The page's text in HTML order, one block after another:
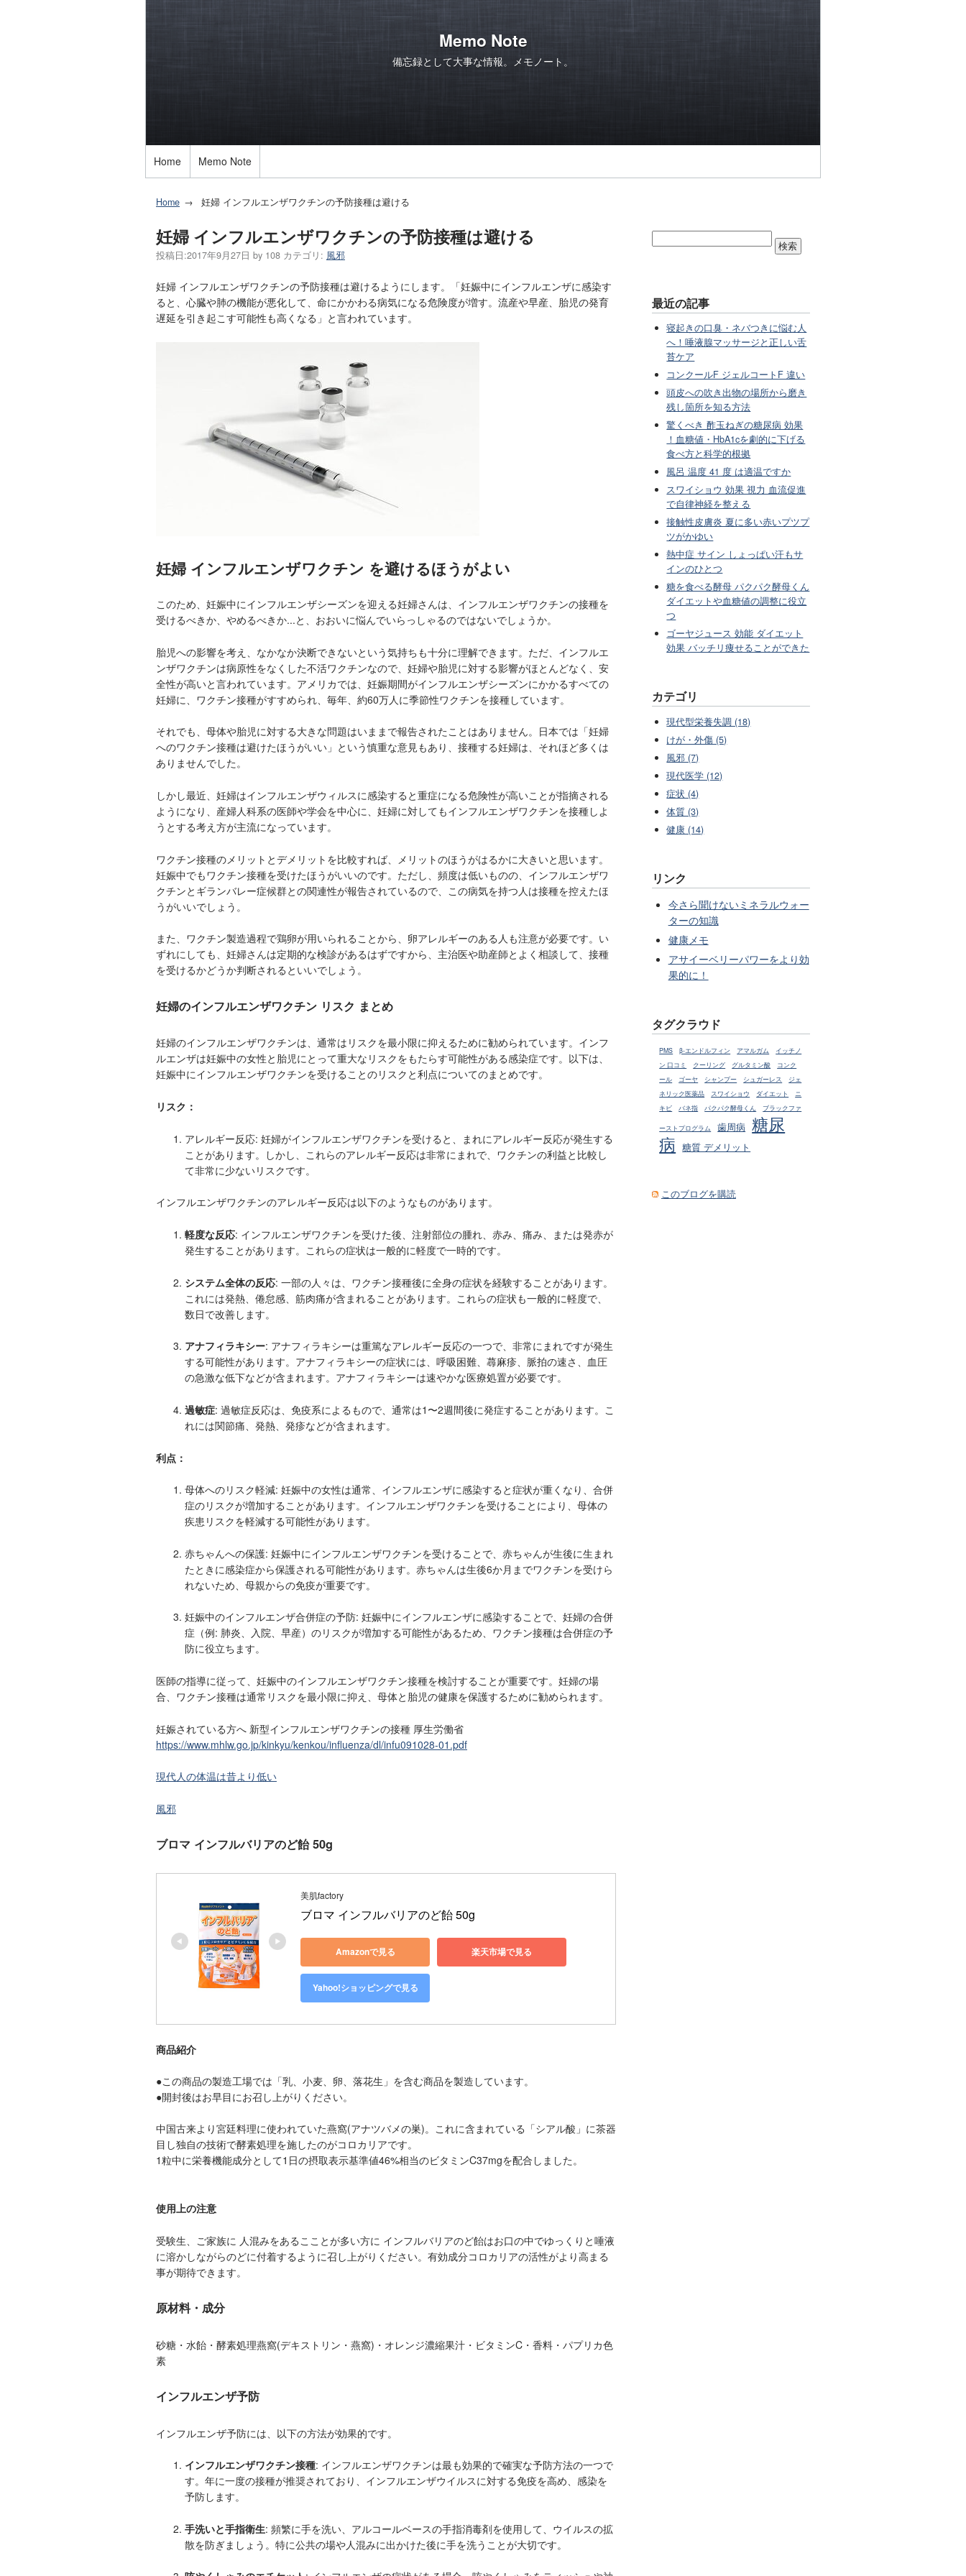
Memo Note
備忘録として大事な情報。メモノート。
Home Memo Note
Home 妊婦 インフルエンザワクチンの予防接種は避ける
妊婦 インフルエンザワクチンの予防接種は避ける
投稿日:2017年9月27日 by 108 カテゴリ: 風邪
妊婦 インフルエンザワクチンの予防接種は避けるようにします。「妊娠中にインフルエンザに感染す
ると、心臓や肺の機能が悪化して、命にかかわる病気になる危険度が増す。流産や早産、胎児の発育
遅延を引き起こす可能性も高くなる」と言われています。
妊婦 インフルエンザワクチン を避けるほうがよい
このため、妊娠中にインフルエンザシーズンを迎える妊婦さんは、インフルエンザワクチンの接種を
受けるべきか、やめるべきか...と、おおいに悩んでいらっしゃるのではないでしょうか。
胎児への影響を考え、なかなか決断できないという気持ちも十分に理解できます。ただ、インフルエ
ンザワクチンは病原性をなくした不活ワクチンなので、妊婦や胎児に対する影響がほとんどなく、安
全性が高いと言われています。アメリカでは、妊娠期間がインフルエンザシーズンにかかるすべての
妊婦に、ワクチン接種がすすめられ、毎年、約60万人に季節性ワクチンを接種しています。
それでも、母体や胎児に対する大きな問題はいままで報告されたことはありません。日本では「妊婦
へのワクチン接種は避けたほうがいい」という慎重な意見もあり、接種する妊婦は、それほど多くは
ありませんでした。
しかし最近、妊婦はインフルエンザウィルスに感染すると重症になる危険性が高いことが指摘される
ようになり、産婦人科系の医師や学会を中心に、妊婦に対してもインフルエンザワクチンを接種しよ
うとする考え方が主流になっています。
ワクチン接種のメリットとデメリットを比較すれば、メリットのほうがはるかに大きいと思います。
妊娠中でもワクチン接種を受けたほうがいいのです。ただし、頻度は低いものの、インフルエンザワ
クチンとギランバレー症候群との関連性が報告されているので、この病気を持つ人は接種を控えたほ
うがいいでしょう。
また、ワクチン製造過程で鶏卵が用いられることから、卵アレルギーのある人も注意が必要です。い
ずれにしても、妊婦さんは定期的な検診があるはずですから、主治医や助産師とよく相談して、接種
を受けるかどうか判断されるといいでしょう。
妊婦のインフルエンザワクチン リスク まとめ
妊婦のインフルエンザワクチンは、通常はリスクを最小限に抑えるために勧められています。インフ
ルエンザは妊娠中の女性と胎児にとって重大なリスクをもたらす可能性がある感染症です。以下は、
妊娠中にインフルエンザワクチンを受けることのリスクと利点についてのまとめです。
リスク：
アレルギー反応: 妊婦がインフルエンザワクチンを受けると、まれにアレルギー反応が発生する
ことがあります。しかし、これらのアレルギー反応は非常にまれで、ワクチンの利益と比較し
て非常に少ないリスクです。
インフルエンザワクチンのアレルギー反応は以下のようなものがあります。
軽度な反応: インフルエンザワクチンを受けた後、注射部位の腫れ、赤み、痛み、または発赤が
発生することがあります。これらの症状は一般的に軽度で一時的です。
システム全体の反応: 一部の人々は、ワクチン接種後に全身の症状を経験することがあります。
これには発熱、倦怠感、筋肉痛が含まれることがあります。これらの症状も一般的に軽度で、
数日で改善します。
アナフィラキシー: アナフィラキシーは重篤なアレルギー反応の一つで、非常にまれですが発生
する可能性があります。アナフィラキシーの症状には、呼吸困難、蕁麻疹、脈拍の速さ、血圧
の急激な低下などが含まれます。アナフィラキシーは速やかな医療処置が必要です。
過敏症: 過敏症反応は、免疫系によるもので、通常は1〜2週間後に発症することがあります。こ
れには関節痛、発熱、発疹などが含まれます。
利点：
母体へのリスク軽減: 妊娠中の女性は通常、インフルエンザに感染すると症状が重くなり、合併
症のリスクが増加することがあります。インフルエンザワクチンを受けることにより、母体の
疾患リスクを軽減する可能性があります。
赤ちゃんへの保護: 妊娠中にインフルエンザワクチンを受けることで、赤ちゃんが生後に生まれ
たときに感染症から保護される可能性があります。赤ちゃんは生後6か月までワクチンを受けら
れないため、母親からの免疫が重要です。
妊娠中のインフルエンザ合併症の予防: 妊娠中にインフルエンザに感染することで、妊婦の合併
症（例: 肺炎、入院、早産）のリスクが増加する可能性があるため、ワクチン接種は合併症の予
防に役立ちます。
医師の指導に従って、妊娠中のインフルエンザワクチン接種を検討することが重要です。妊婦の場
合、ワクチン接種は通常リスクを最小限に抑え、母体と胎児の健康を保護するために勧められます。
妊娠されている方へ 新型インフルエンザワクチンの接種 厚生労働省
https://www.mhlw.go.jp/kinkyu/kenkou/influenza/dl/infu091028-01.pdf
現代人の体温は昔より低い
風邪
ブロマ インフルバリアのど飴 50g
美肌factory
ブロマ インフルバリアのど飴 50g
Amazonで見る 楽天市場で見る
Yahoo!ショッピングで見る
商品紹介
●この商品の製造工場では「乳、小麦、卵、落花生」を含む商品を製造しています。
●開封後はお早目にお召し上がりください。
中国古来より宮廷料理に使われていた燕窩(アナツバメの巣)。これに含まれている「シアル酸」に茶器
目し独自の技術で酵素処理を施したのがコロカリアです。
1粒中に栄養機能成分として1日の摂取表示基準値46%相当のビタミンC37mgを配合しました。
使用上の注意
受験生、ご家族に 人混みをあるこことが多い方に インフルバリアのど飴はお口の中でゆっくりと唾液
に溶かしながらのどに付着するように召し上がりください。有効成分コロカリアの活性がより高まる
事が期待できます。
原材料・成分
砂糖・水飴・酵素処理燕窩(デキストリン・燕窩)・オレンジ濃縮果汁・ビタミンC・香料・パプリカ色
素
インフルエンザ予防
インフルエンザ予防には、以下の方法が効果的です。
インフルエンザワクチン接種: インフルエンザワクチンは最も効果的で確実な予防方法の一つで
す。年に一度の接種が推奨されており、インフルエンザウイルスに対する免疫を高め、感染を
予防します。
手洗いと手指衛生: 頻繁に手を洗い、アルコールベースの手指消毒剤を使用して、ウイルスの拡
散を防ぎましょう。特に公共の場や人混みに出かけた後に手を洗うことが大切です。
最近の記事
寝起きの口臭・ネバつきに悩む人
へ！唾液腺マッサージと正しい舌
苔ケア
コンクールF ジェルコートF 違い
頭皮への吹き出物の場所から磨き
残し箇所を知る方法
驚くべき 酢玉ねぎの糖尿病 効果
！血糖値・HbA1cを劇的に下げる
食べ方と科学的根拠
風呂 温度 41 度 は適温ですか
スワイショウ 効果 視力 血流促進
で自律神経を整える
接触性皮膚炎 夏に多い赤いプツプ
ツがかゆい
熱中症 サイン しょっぱい汗もサ
インのひとつ
糖を食べる酵母 パクパク酵母くん
ダイエットや血糖値の調整に役立
つ
ゴーヤジュース 効能 ダイエット
効果 バッチリ痩せることができた
カテゴリ
現代型栄養失調 (18)
けが・外傷 (5)
風邪 (7)
現代医学 (12)
症状 (4)
体質 (3)
健康 (14)
リンク
今さら聞けないミネラルウォー
ターの知識
健康メモ
アサイーベリーパワーをより効
果的に！
タグクラウド
PMS β-エンドルフィン アマルガム
イッチノ
ン 口コミ
クーリング グルタミン酸
コンク
ール
ゴーヤ シャンプー シュガーレス
ジェ
ネリック医薬品
スワイショウ ダイエット
ニ
キビ
バネ指 パクパク酵母くん ブラックファ
ーストプログラム 歯周病 糖尿
病 糖質 デメリット
このブログを購読